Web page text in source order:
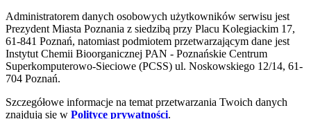
Administratorem danych osobowych użytkowników serwisu jest
Prezydent Miasta Poznania z siedzibą przy Placu Kolegiackim 17,
61-841 Poznań, natomiast podmiotem przetwarzającym dane jest
Instytut Chemii Bioorganicznej PAN - Poznańskie Centrum
Superkomputerowo-Sieciowe (PCSS) ul. Noskowskiego 12/14, 61-
704 Poznań.
Szczegółowe informacje na temat przetwarzania Twoich danych
znajdują się w Polityce prywatności.